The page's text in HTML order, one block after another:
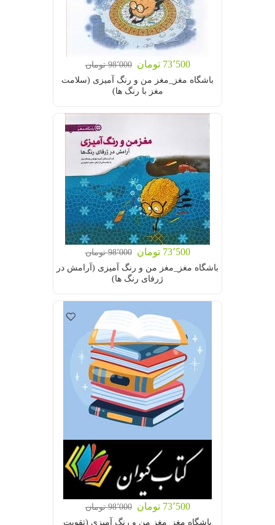
98٬000 تومان
باشگاه مغز_مغز من و رنگ آمیزی (سلامت
مغز با رنگ ها)
98٬000 تومان
باشگاه مغز_مغز من و رنگ آمیزی (آرامش در
ژرفای رنگ ها)
98٬000 تومان
باشگاه مغز_مغز من و رنگ آمیزی (تقویت